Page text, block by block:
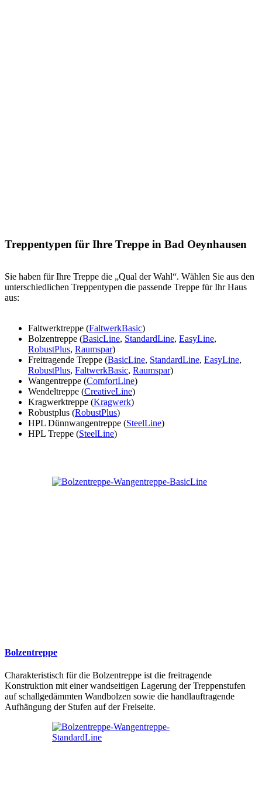
Treppentypen für Ihre Treppe in Bad Oeynhausen
Sie haben für Ihre Treppe die „Qual der Wahl“. Wählen Sie aus den
unterschiedlichen Treppentypen die passende Treppe für Ihr Haus
aus:
Faltwerktreppe (FaltwerkBasic)
Bolzentreppe (BasicLine, StandardLine, EasyLine,
RobustPlus, Raumspar)
Freitragende Treppe (BasicLine, StandardLine, EasyLine,
RobustPlus, FaltwerkBasic, Raumspar)
Wangentreppe (ComfortLine)
Wendeltreppe (CreativeLine)
Kragwerktreppe (Kragwerk)
Robustplus (RobustPlus)
HPL Dünnwangentreppe (SteelLine)
HPL Treppe (SteelLine)
Bolzentreppe
Charakteristisch für die Bolzentreppe ist die freitragende
Konstruktion mit einer wandseitigen Lagerung der Treppenstufen
auf schallgedämmten Wandbolzen sowie die handlauftragende
Aufhängung der Stufen auf der Freiseite.